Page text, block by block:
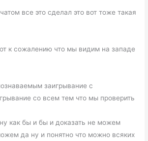
все это сделал это вот тоже такая
к сожалению что мы видим на западе
заигрывание с
со всем тем что мы проверить
как бы и бы и доказать не можем
да ну и понятно что можно всяких